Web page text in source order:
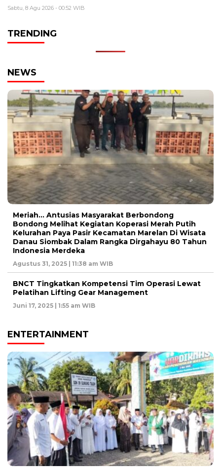
Sabtu, 8 Agu 2026 - 00:52 WIB
TRENDING
NEWS
Meriah… Antusias Masyarakat Berbondong
Bondong Melihat Kegiatan Koperasi Merah Putih
Kelurahan Paya Pasir Kecamatan Marelan Di Wisata
Danau Siombak Dalam Rangka Dirgahayu 80 Tahun
Indonesia Merdeka
Agustus 31, 2025 | 11:38 am WIB
BNCT Tingkatkan Kompetensi Tim Operasi Lewat
Pelatihan Lifting Gear Management
Juni 17, 2025 | 1:55 am WIB
ENTERTAINMENT